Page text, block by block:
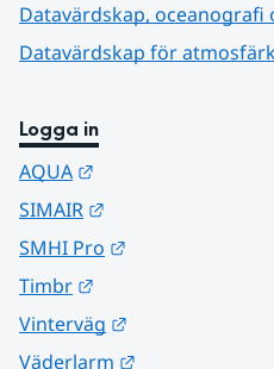
Datavärdskap,
Datavärdskap för
Logga in
AQUA
SIMAIR
SMHI Pro
Timbr
Vinterväg
Väderlarm